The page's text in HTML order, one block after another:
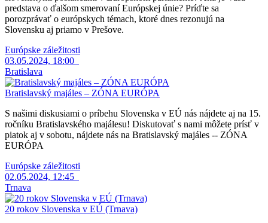
predstava o ďalšom smerovaní Európskej únie? Príďte sa
porozprávať o európskych témach, ktoré dnes rezonujú na
Slovensku aj priamo v Prešove.
Európske záležitosti
03.05.2024, 18:00
Bratislava
Bratislavský majáles – ZÓNA EURÓPA
S našimi diskusiami o príbehu Slovenska v EÚ nás nájdete aj na 15.
ročníku Bratislavského majálesu! Diskutovať s nami môžete prísť v
piatok aj v sobotu, nájdete nás na Bratislavský majáles -- ZÓNA
EURÓPA
Európske záležitosti
02.05.2024, 12:45
Trnava
20 rokov Slovenska v EÚ (Trnava)